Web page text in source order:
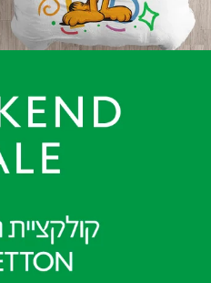
3,000 יח' | ט.ל.ח